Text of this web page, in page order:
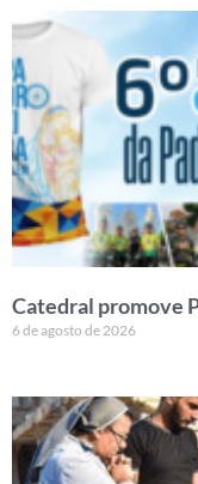
Catedral promove
6 de agosto de 2026